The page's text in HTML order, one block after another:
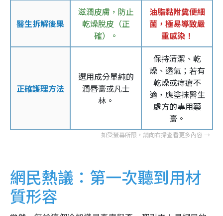
醫生拆解後果
滋潤皮膚，防止
乾燥脫皮（正
確）。
油脂黏附糞便細
菌，極易導致嚴
重感染！
正確護理方法
選用成分單純的
潤唇膏或凡士
林。
保持清潔、乾
燥、透氣；若有
乾燥或痔瘡不
適，應塗抹醫生
處方的專用藥
膏。
網民熱議：第一次聽到用材
質形容